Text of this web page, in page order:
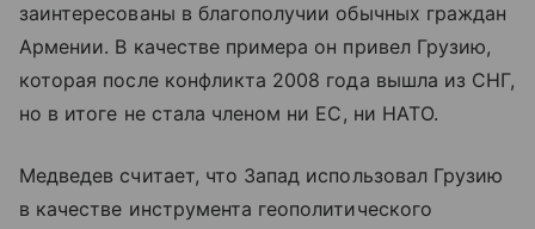
заинтересованы в благополучии обычных граждан
Армении. В качестве примера он привел Грузию,
которая после конфликта 2008 года вышла из СНГ,
но в итоге не стала членом ни ЕС, ни НАТО.
Медведев считает, что Запад использовал Грузию
в качестве инструмента геополитического